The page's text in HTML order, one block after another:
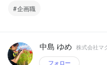
企画職
中島 ゆめ 株式会社マ
フォロー